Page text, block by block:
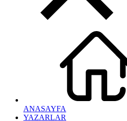
ANASAYFA
YAZARLAR